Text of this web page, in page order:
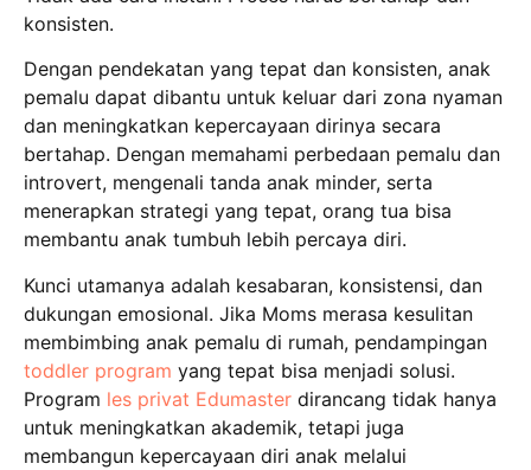
konsisten.
Dengan pendekatan yang tepat dan konsisten, anak
pemalu dapat dibantu untuk keluar dari zona nyaman
dan meningkatkan kepercayaan dirinya secara
bertahap. Dengan memahami perbedaan pemalu dan
introvert, mengenali tanda anak minder, serta
menerapkan strategi yang tepat, orang tua bisa
membantu anak tumbuh lebih percaya diri.
Kunci utamanya adalah kesabaran, konsistensi, dan
dukungan emosional. Jika Moms merasa kesulitan
membimbing anak pemalu di rumah, pendampingan
toddler program yang tepat bisa menjadi solusi.
Program les privat Edumaster dirancang tidak hanya
untuk meningkatkan akademik, tetapi juga
membangun kepercayaan diri anak melalui